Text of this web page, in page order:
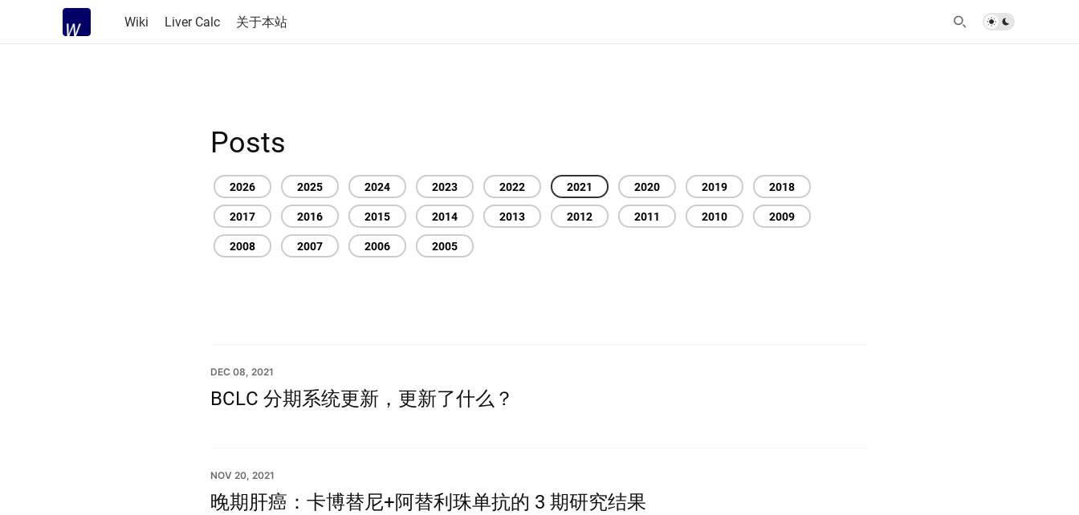
Wiki Liver Calc 关于本站
Posts
2026 2025 2024 2023 2022 2021 2020 2019
2018
2017
2016 2015 2014 2013 2012 2011 2010
2009
2008
2007 2006 2005
DEC 08, 2021
BCLC 分期系统更新，更新了什么？
NOV 20, 2021
晚期肝癌：卡博替尼+阿替利珠单抗的 3 期研究结果